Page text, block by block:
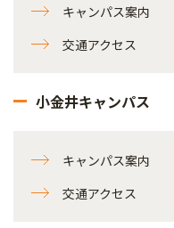
キャンパス案内
交通アクセス
小金井キャンパス
キャンパス案内
交通アクセス